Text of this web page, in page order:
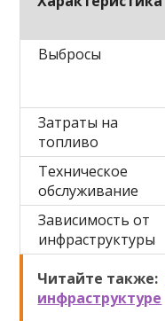
Выбросы
Затраты на
топливо
Техническое
обслуживание
Зависимость от
инфраструктуры
Читайте также:
инфраструктуре